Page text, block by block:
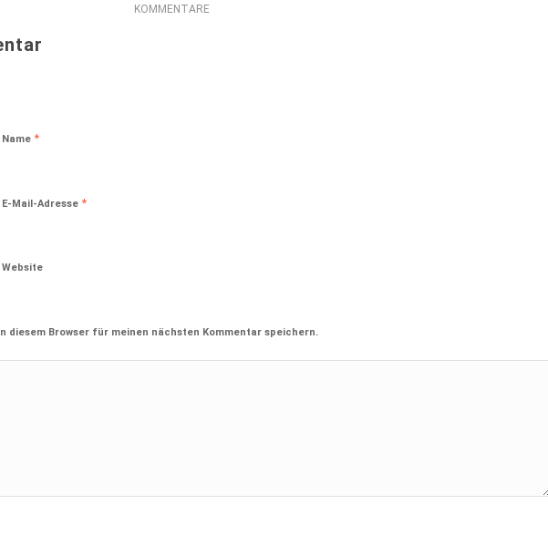
KOMMENTARE
Name *
E-Mail-Adresse *
Website
diesem Browser für meinen nächsten Kommentar speichern.